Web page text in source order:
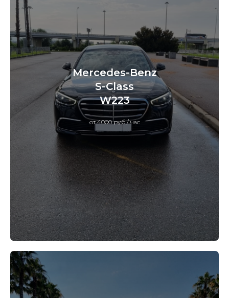
Mercedes-Benz
S-Class
W223
от 4000 руб / час